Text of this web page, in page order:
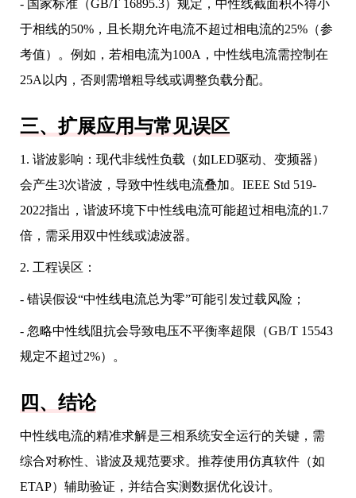
- 国家标准（GB/T 16895.3）规定，中性线截面积不得小
于相线的50%，且长期允许电流不超过相电流的25%（参
考值）。例如，若相电流为100A，中性线电流需控制在
25A以内，否则需增粗导线或调整负载分配。
三、扩展应用与常见误区
1. 谐波影响：现代非线性负载（如LED驱动、变频器）
会产生3次谐波，导致中性线电流叠加。IEEE Std 519-
2022指出，谐波环境下中性线电流可能超过相电流的1.7
倍，需采用双中性线或滤波器。
2. 工程误区：
- 错误假设“中性线电流总为零”可能引发过载风险；
- 忽略中性线阻抗会导致电压不平衡率超限（GB/T 15543
规定不超过2%）。
四、结论
中性线电流的精准求解是三相系统安全运行的关键，需
综合对称性、谐波及规范要求。推荐使用仿真软件（如
ETAP）辅助验证，并结合实测数据优化设计。